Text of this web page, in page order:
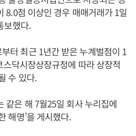
8.0점 이상인 경우 매매거래가 1일
보했다.
터 최근 1년간 받은 누계벌점이 1
닥시장상장규정에 따라 상장적
수 있다.
같은 해 7월25일 회사 누리집에
해명’을 게시했다.